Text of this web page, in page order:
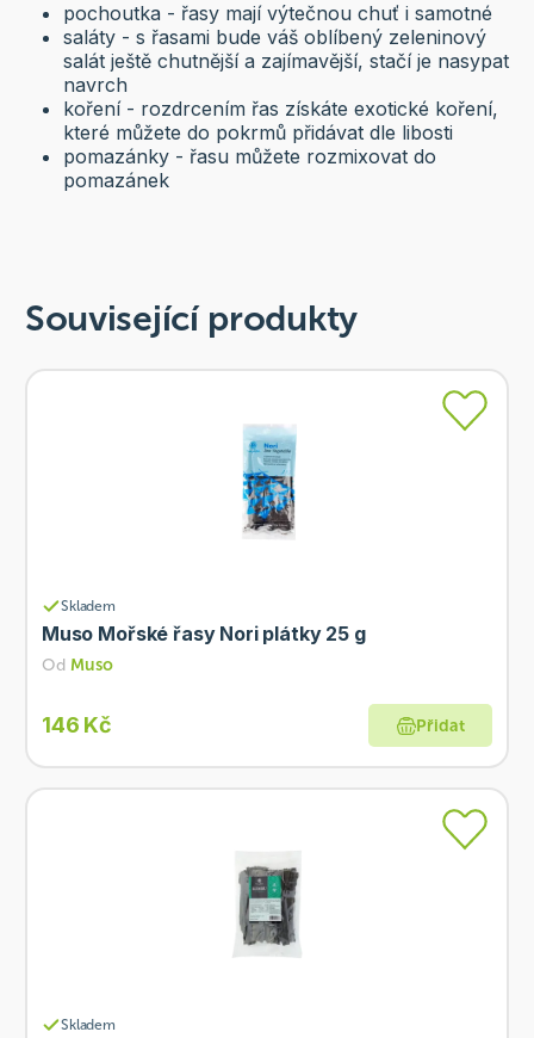
pochoutka - řasy mají výtečnou chuť i samotné
saláty - s řasami bude váš oblíbený zeleninový
salát ještě chutnější a zajímavější, stačí je nasypat
navrch
koření - rozdrcením řas získáte exotické koření,
které můžete do pokrmů přidávat dle libosti
pomazánky - řasu můžete rozmixovat do
pomazánek
Související produkty
Skladem
Muso Mořské řasy Nori plátky 25 g
Od Muso
146 Kč Přidat
Skladem